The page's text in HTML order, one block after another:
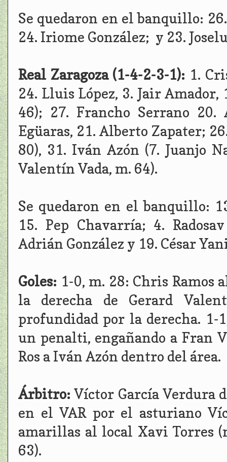
Se quedaron en el banquillo:
24. Iriome González; y 23.
Real Zaragoza (1-4-2-3-1): 1.
24. Lluis López, 3. Jair Amador,
46); 27. Francho Serrano
Egüaras, 21. Alberto Zapater;
80), 31. Iván Azón (7. Juanjo
Valentín Vada, m. 64).
Se quedaron en el banquillo:
15. Pep Chavarría; 4.
Adrián González y 19. César
Goles: 1-0, m. 28: Chris Ramos
la derecha de Gerard
profundidad por la derecha.
un penalti, engañando a Fran
Ros a Iván Azón dentro del área.
Árbitro:Víctor García Verdura
en el VAR por el asturiano
amarillas al local Xavi Torres
63).